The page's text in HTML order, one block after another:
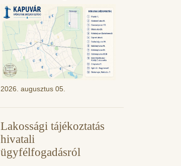
2026. augusztus 05.
Lakossági tájékoztatás
hivatali
ügyfélfogadásról